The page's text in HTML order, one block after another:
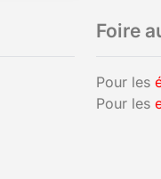
Foire
Pour les
Pour les